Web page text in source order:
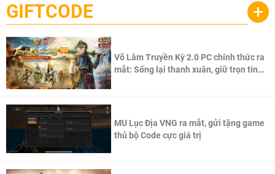
GIFTCODE +
Võ Lâm Truyền Kỳ 2.0 PC chính thức ra
mắt: Sống lại thanh xuân, giữ trọn tinh
MU Lục Địa VNG ra mắt, gửi tặng game
thủ bộ Code cực giá trị